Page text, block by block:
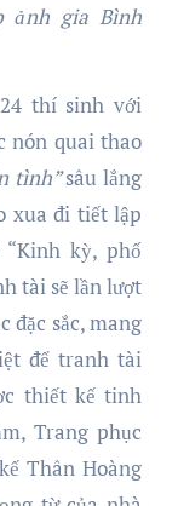
ảnh gia Bình
thí sinh với
nón quai thao
tình”sâu lắng
xua đi tiết lập
kỳ, phố
tài sẽ lần lượt
đặc sắc, mang
để tranh tài
thiết kế tinh
Trang phục
Thân Hoàng